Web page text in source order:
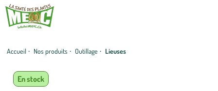
Accueil · Nos produits · Outillage · Lieuses
En stock